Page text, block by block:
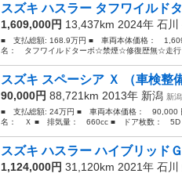
スズキ ハスラー タフワイル
1,609,000円 13,437km 2024年 石川
■ 支払総額: 168.9万円 ■ 車両本体価格：
名： タフワイルドターボ☆禁煙☆修復歴無☆走
スズキ スペーシア Ｘ （車検整
90,000円 88,721km 2013年 新潟 新
■ 支払総額: 24万円 ■ 車両本体価格：
名： Ｘ ■ 排気量： 660cc ■ ドア枚数： 5D
スズキ ハスラー ハイブリッ
1,124,000円 31,120km 2021年 石川